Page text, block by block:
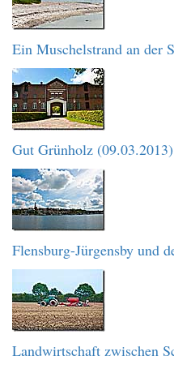
Ein Muschelstrand an der
Gut Grünholz (09.03.2013)
Flensburg-Jürgensby und
Landwirtschaft zwischen